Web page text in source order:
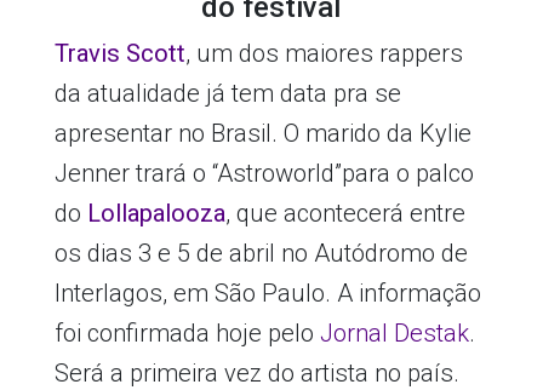
do festival
Travis Scott, um dos maiores rappers
da atualidade já tem data pra se
apresentar no Brasil. O marido da Kylie
Jenner trará o “Astroworld”para o palco
do Lollapalooza, que acontecerá entre
os dias 3 e 5 de abril no Autódromo de
Interlagos, em São Paulo. A informação
foi confirmada hoje pelo Jornal Destak.
Será a primeira vez do artista no país.